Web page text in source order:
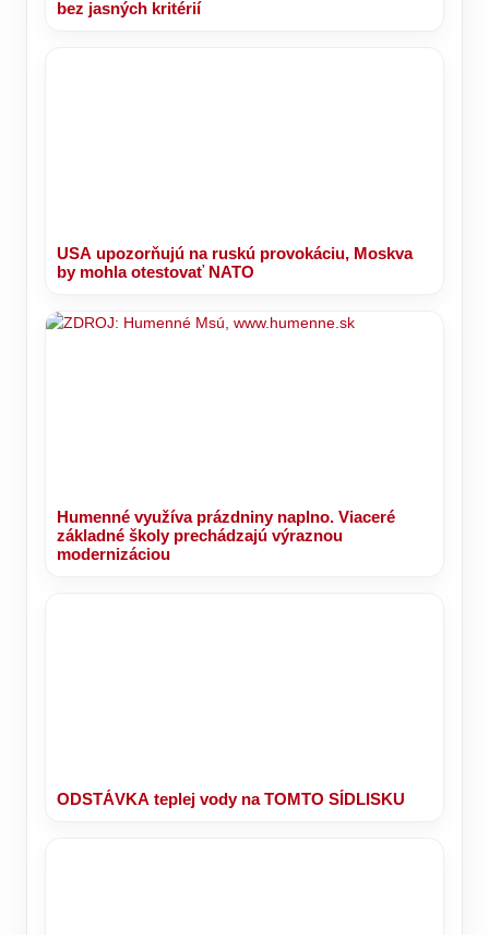
bez jasných kritérií
USA upozorňujú na ruskú provokáciu, Moskva
by mohla otestovať NATO
Humenné využíva prázdniny naplno. Viaceré
základné školy prechádzajú výraznou
modernizáciou
ODSTÁVKA teplej vody na TOMTO SÍDLISKU